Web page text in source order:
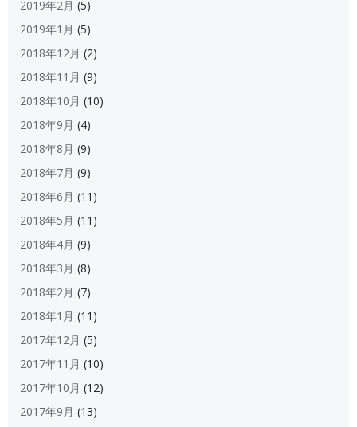
2019年2月 (5)
2019年1月 (5)
2018年12月 (2)
2018年11月 (9)
2018年10月 (10)
2018年9月 (4)
2018年8月 (9)
2018年7月 (9)
2018年6月 (11)
2018年5月 (11)
2018年4月 (9)
2018年3月 (8)
2018年2月 (7)
2018年1月 (11)
2017年12月 (5)
2017年11月 (10)
2017年10月 (12)
2017年9月 (13)